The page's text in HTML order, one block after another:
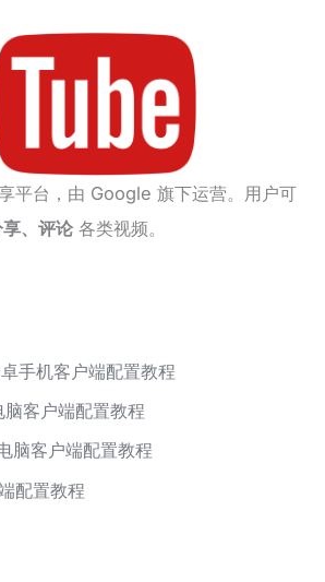
平台，由 Google 旗下运营。用户可
享、评论 各类视频。
手机客户端配置教程
客户端配置教程
脑客户端配置教程
配置教程